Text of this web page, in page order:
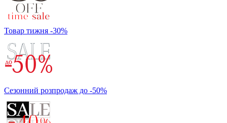
Товар тижня -30%
Сезонний розпродаж до -50%